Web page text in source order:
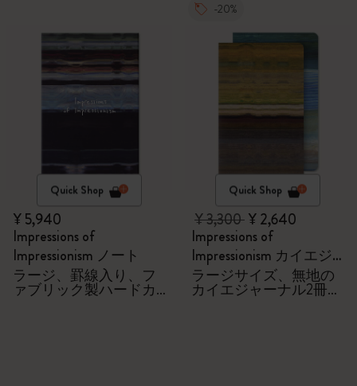
Quick Shop
¥ 5,940
Impressions of
Impressionism ノート
ラージ、罫線入り、フ
ァブリック製ハードカ
-20%
Quick Shop
¥ 3,300¥ 2,640
Impressions of
Impressionism カイエジ
ャーナル
ラージサイズ、無地の
カイエジャーナル2冊セ